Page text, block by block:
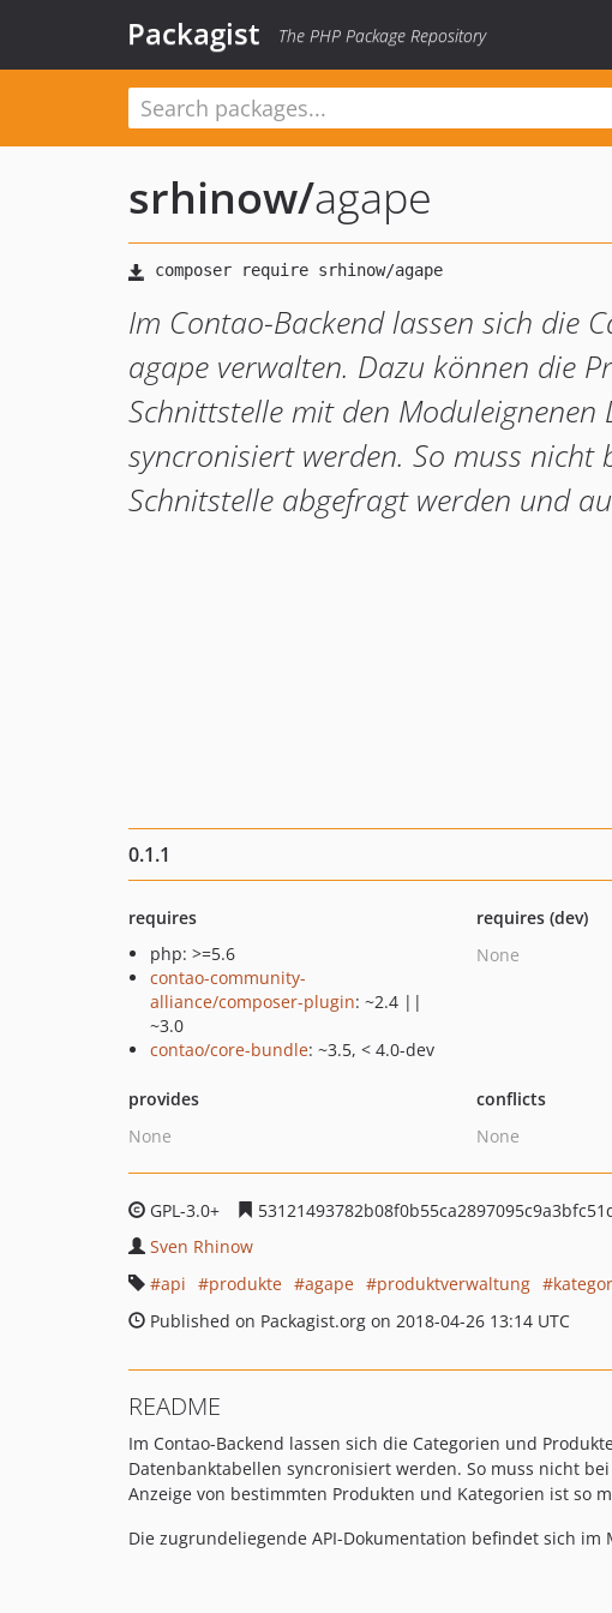
Packagist The PHP Package Repository
srhinow/agape
Im Contao-Backend lassen sich die
agape verwalten. Dazu können die
Schnittstelle mit den Moduleignenen
syncronisiert werden. So muss nicht
Schnitstelle abgefragt werden und
0.1.1
requires
php: >=5.6
contao-community-
alliance/composer-plugin: ~2.4 ||
~3.0
contao/core-bundle: ~3.5, < 4.0-dev
requires (dev)
None
provides
None
conflicts
None
GPL-3.0+
Sven Rhinow
api
produkte agape produktverwaltung
Published on Packagist.org on 2018-04-26 13:14 UTC
README
Im Contao-Backend lassen sich die Categorien und
Datenbanktabellen syncronisiert werden. So muss nicht
Anzeige von bestimmten Produkten und Kategorien ist so
Die zugrundeliegende API-Dokumentation befindet sich